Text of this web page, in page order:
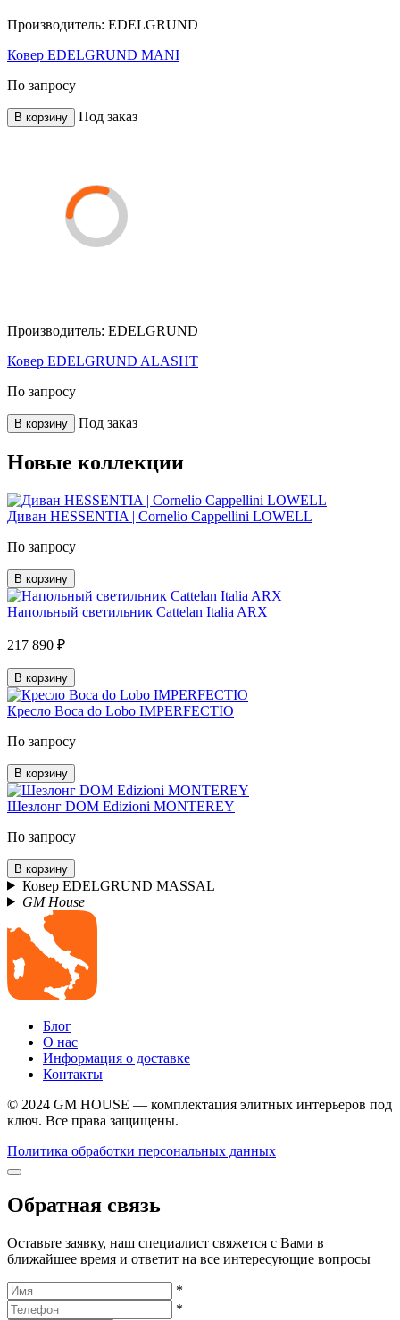
Производитель: EDELGRUND
Ковер EDELGRUND MANI
По запросу
В корзину Под заказ
Производитель: EDELGRUND
Ковер EDELGRUND ALASHT
По запросу
В корзину Под заказ
Новые коллекции
Диван HESSENTIA | Cornelio Cappellini LOWELL
По запросу
В корзину
Напольный светильник Cattelan Italia ARX
217 890 ₽
В корзину
Кресло Boca do Lobo IMPERFECTIO
По запросу
В корзину
Шезлонг DOM Edizioni MONTEREY
По запросу
В корзину
Ковер EDELGRUND MASSAL
GM House
Блог
О нас
Информация о доставке
Контакты
© 2024 GM HOUSE — комплектация элитных интерьеров под
ключ. Все права защищены.
Политика обработки персональных данных
Обратная связь
Оставьте заявку, наш специалист свяжется с Вами в
ближайшее время и ответит на все интересующие вопросы
*
*